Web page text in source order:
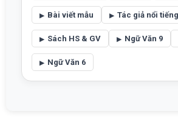
Bài viết mẫu Tác giả nổi tiếng
Sách HS & GV Ngữ Văn 9
Ngữ Văn 6